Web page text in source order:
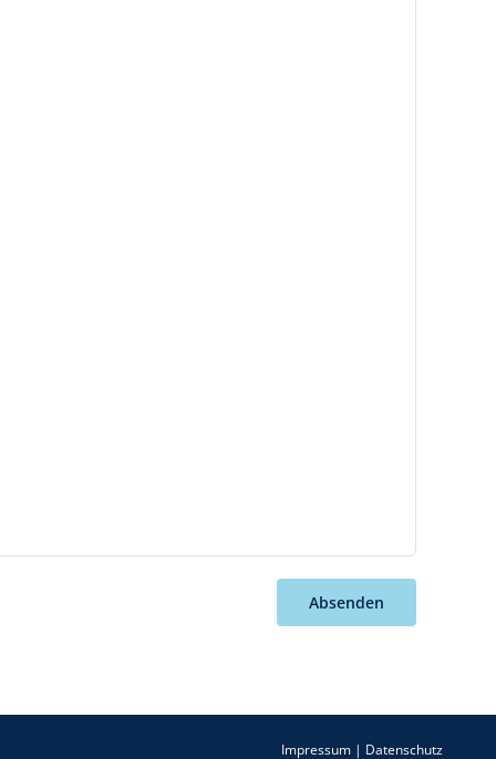
Absenden
Impressum | Datenschutz